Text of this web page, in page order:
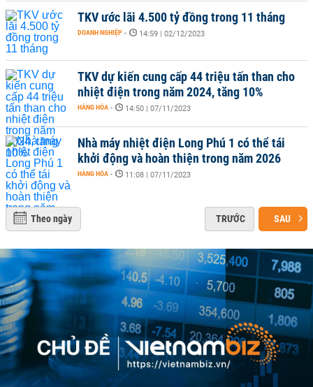
TKV ước lãi 4.500 tỷ đồng trong 11 tháng
DOANH NGHIỆP - 14:59 | 02/12/2023
TKV dự kiến cung cấp 44 triệu tấn than cho
nhiệt điện trong năm 2024, tăng 10%
HÀNG HÓA - 14:50 | 07/11/2023
Nhà máy nhiệt điện Long Phú 1 có thể tái
khởi động và hoàn thiện trong năm 2026
HÀNG HÓA - 11:08 | 07/11/2023
Theo ngày TRƯỚC SAU